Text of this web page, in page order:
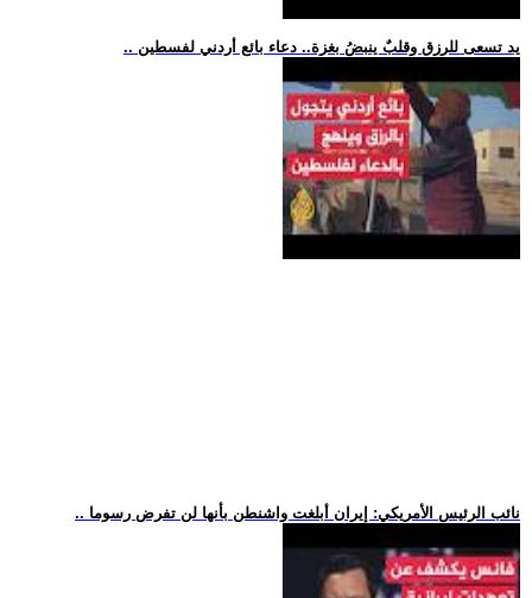
.. يد تسعى للرزق وقلبٌ ينبضُ بغزة.. دعاء بائع أردني لفسطين
.. نائب الرئيس الأمريكي: إيران أبلغت واشنطن بأنها لن تفرض رسوما